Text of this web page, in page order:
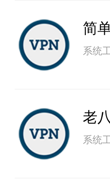
简
系统
老
系统